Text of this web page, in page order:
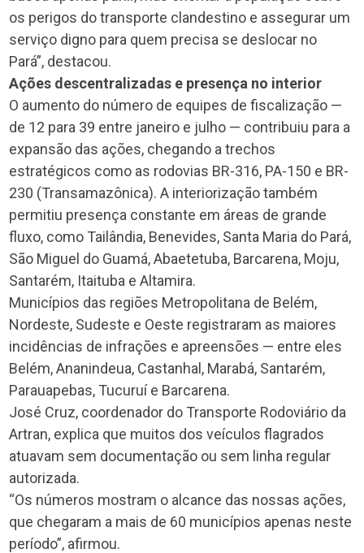
os perigos do transporte clandestino e assegurar um
serviço digno para quem precisa se deslocar no
Pará”, destacou.
Ações descentralizadas e presença no interior
O aumento do número de equipes de fiscalização —
de 12 para 39 entre janeiro e julho — contribuiu para a
expansão das ações, chegando a trechos
estratégicos como as rodovias BR-316, PA-150 e BR-
230 (Transamazônica). A interiorização também
permitiu presença constante em áreas de grande
fluxo, como Tailândia, Benevides, Santa Maria do Pará,
São Miguel do Guamá, Abaetetuba, Barcarena, Moju,
Santarém, Itaituba e Altamira.
Municípios das regiões Metropolitana de Belém,
Nordeste, Sudeste e Oeste registraram as maiores
incidências de infrações e apreensões — entre eles
Belém, Ananindeua, Castanhal, Marabá, Santarém,
Parauapebas, Tucuruí e Barcarena.
José Cruz, coordenador do Transporte Rodoviário da
Artran, explica que muitos dos veículos flagrados
atuavam sem documentação ou sem linha regular
autorizada.
“Os números mostram o alcance das nossas ações,
que chegaram a mais de 60 municípios apenas neste
período”, afirmou.